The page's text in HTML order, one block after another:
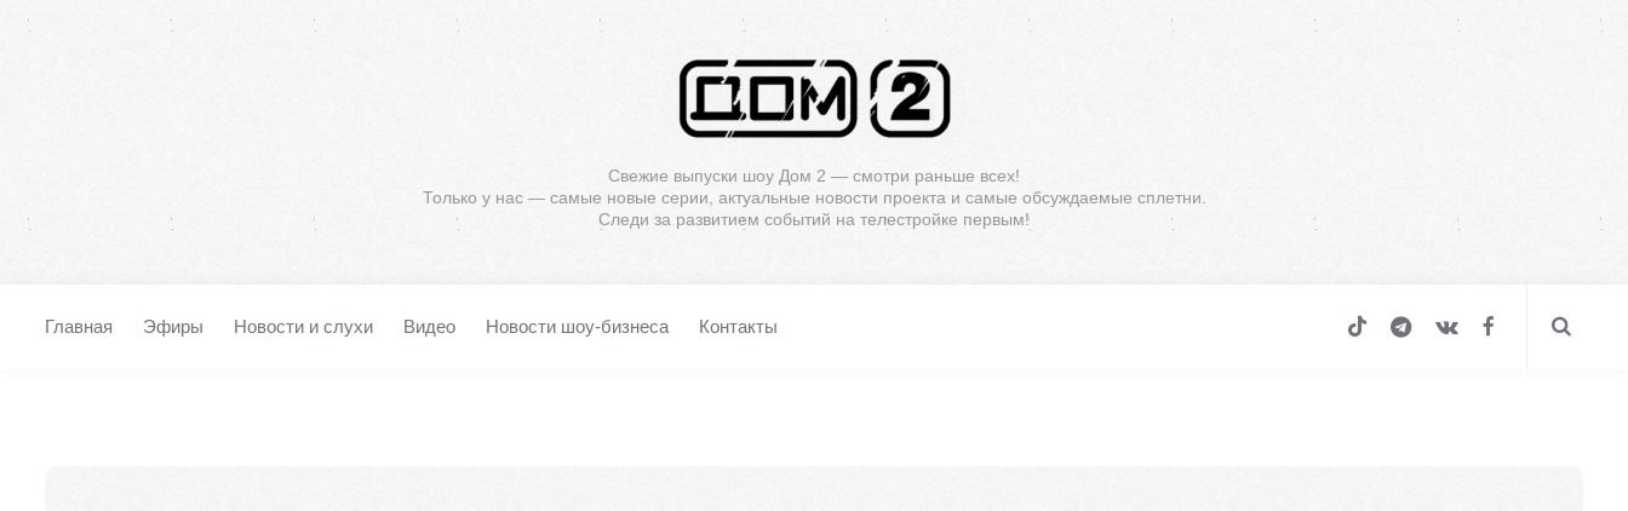
Свежие выпуски шоу Дом 2 — смотри раньше всех!
Только у нас — самые новые серии, актуальные новости проекта и самые обсуждаемые сплетни.
Следи за развитием событий на телестройке первым!
Главная Эфиры Новости и слухи Видео Новости шоу-бизнеса Контакты